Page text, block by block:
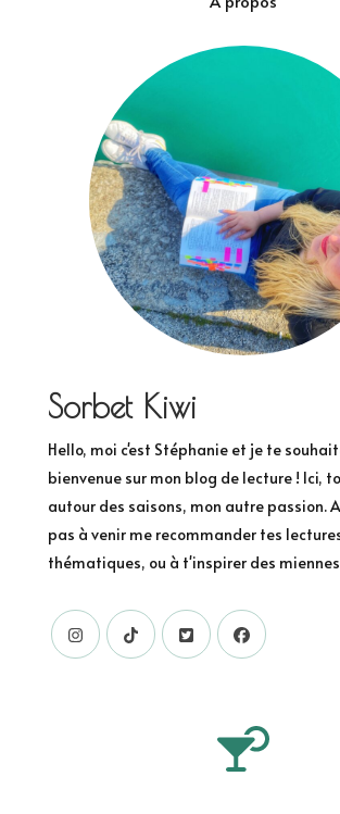
Sorbet Kiwi
Hello, moi c'est Stéphanie et je te
bienvenue sur mon blog de lecture ! Ici,
autour des saisons, mon autre passion.
pas à venir me recommander tes
thématiques, ou à t'inspirer des